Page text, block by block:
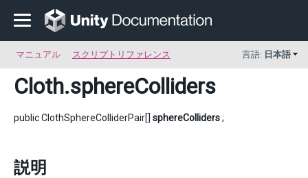
マニュアル スクリプトリファレンス 言語: 日本語
Cloth.sphereColliders
public ClothSphereColliderPair[] sphereColliders;
説明